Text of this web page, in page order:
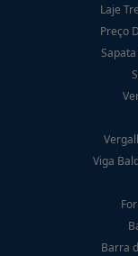
Laje
Preço
Viga
Barra